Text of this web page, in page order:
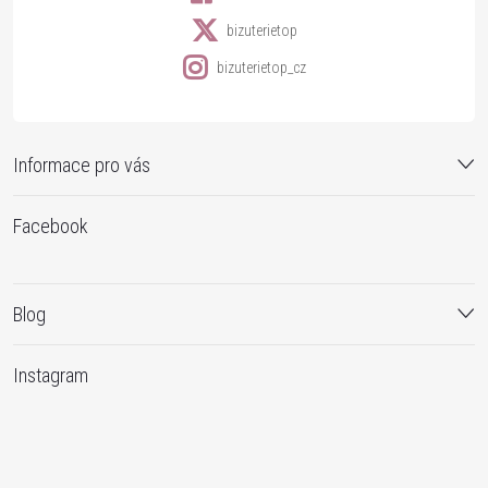
Informace pro vás
bizuterietop
bizuterietop_cz
Facebook
Blog
Instagram